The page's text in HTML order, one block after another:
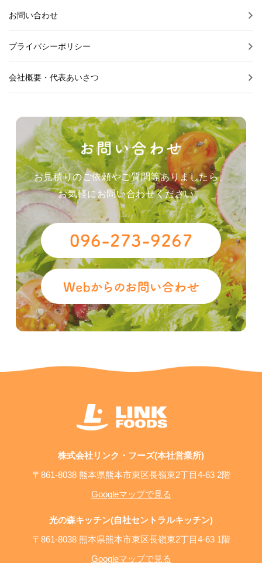
お問い合わせ
プライバシーポリシー
会社概要・代表あいさつ
お見積りのご依頼やご質問等ありましたら、
お気軽にお問い合わせください。
株式会社リンク・フーズ(本社営業所)
〒861-8038 熊本県熊本市東区長嶺東2丁目4-63 2階
Googleマップで見る
光の森キッチン(自社セントラルキッチン)
〒861-8038 熊本県熊本市東区長嶺東2丁目4-63 1階
Googleマップで見る